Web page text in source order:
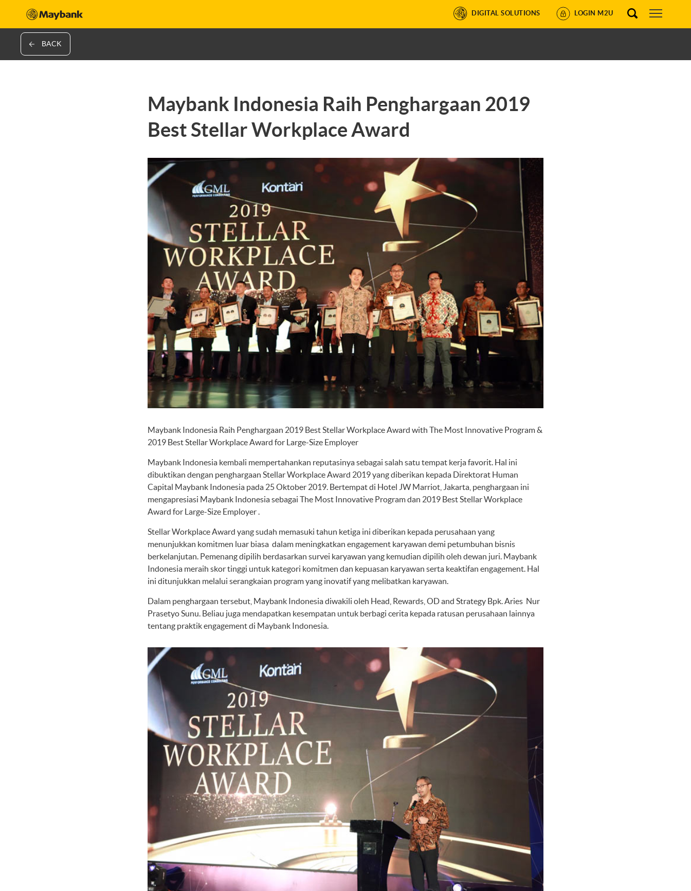
DIGITAL SOLUTIONS LOGIN M2U
BACK
Maybank Indonesia Raih Penghargaan 2019
Best Stellar Workplace Award
Maybank Indonesia Raih Penghargaan 2019 Best Stellar Workplace Award with The Most Innovative Program &
2019 Best Stellar Workplace Award for Large-Size Employer
Maybank Indonesia kembali mempertahankan reputasinya sebagai salah satu tempat kerja favorit. Hal ini
dibuktikan dengan penghargaan Stellar Workplace Award 2019 yang diberikan kepada Direktorat Human
Capital Maybank Indonesia pada 25 Oktober 2019. Bertempat di Hotel JW Marriot, Jakarta, penghargaan ini
mengapresiasi Maybank Indonesia sebagai The Most Innovative Program dan 2019 Best Stellar Workplace
Award for Large-Size Employer .
Stellar Workplace Award yang sudah memasuki tahun ketiga ini diberikan kepada perusahaan yang
menunjukkan komitmen luar biasa dalam meningkatkan engagement karyawan demi petumbuhan bisnis
berkelanjutan. Pemenang dipilih berdasarkan survei karyawan yang kemudian dipilih oleh dewan juri. Maybank
Indonesia meraih skor tinggi untuk kategori komitmen dan kepuasan karyawan serta keaktifan engagement. Hal
ini ditunjukkan melalui serangkaian program yang inovatif yang melibatkan karyawan.
Dalam penghargaan tersebut, Maybank Indonesia diwakili oleh Head, Rewards, OD and Strategy Bpk. Aries Nur
Prasetyo Sunu. Beliau juga mendapatkan kesempatan untuk berbagi cerita kepada ratusan perusahaan lainnya
tentang praktik engagement di Maybank Indonesia.